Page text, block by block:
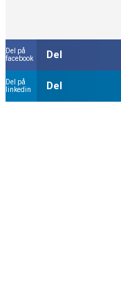
Del på
facebook
Del
Del på
linkedin
Del